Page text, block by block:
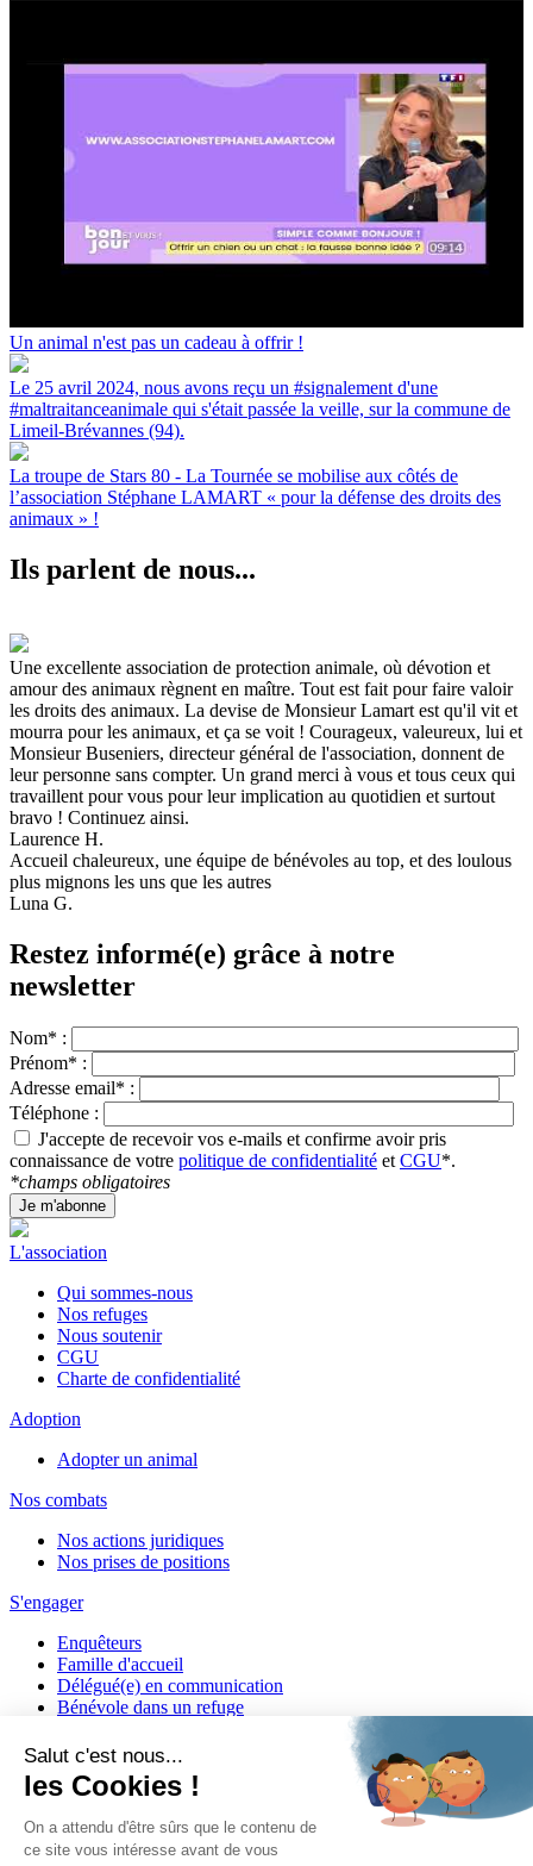
Un animal n'est pas un cadeau à offrir !
Le 25 avril 2024, nous avons reçu un #signalement d'une
#maltraitanceanimale qui s'était passée la veille, sur la commune de
Limeil-Brévannes (94).
La troupe de Stars 80 - La Tournée se mobilise aux côtés de
l’association Stéphane LAMART « pour la défense des droits des
animaux » !
Ils parlent de nous...
Une excellente association de protection animale, où dévotion et
amour des animaux règnent en maître. Tout est fait pour faire valoir
les droits des animaux. La devise de Monsieur Lamart est qu'il vit et
mourra pour les animaux, et ça se voit ! Courageux, valeureux, lui et
Monsieur Buseniers, directeur général de l'association, donnent de
leur personne sans compter. Un grand merci à vous et tous ceux qui
travaillent pour vous pour leur implication au quotidien et surtout
bravo ! Continuez ainsi.
Laurence H.
Accueil chaleureux, une équipe de bénévoles au top, et des loulous
plus mignons les uns que les autres
Luna G.
Restez informé(e) grâce à notre
newsletter
Nom* :
Prénom* :
Adresse email* :
Téléphone :
J'accepte de recevoir vos e-mails et confirme avoir pris
connaissance de votre politique de confidentialité et CGU*.
*champs obligatoires
L'association
Qui sommes-nous
Nos refuges
Nous soutenir
CGU
Charte de confidentialité
Adoption
Adopter un animal
Nos combats
Nos actions juridiques
Nos prises de positions
S'engager
Enquêteurs
Famille d'accueil
Délégué(e) en communication
Bénévole dans un refuge
Salarié(e) / Stagiaire
Actualités
Nos articles
Nos vidéos